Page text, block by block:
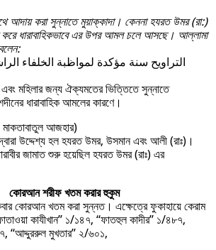
আদায় করা সুন্নাতে মুয়াক্কাদা। কেননা হযরত উমর (রা:)
ধারাবাহিকভাবে এর উপর আমল চলে আসছে। আল্লামা
التراويح سنة مؤكدة لمواظبة الخلفاء
এবং মহিলার জন্য ঐক্যমতের ভিত্তিতে সুন্নাতে
ধারাবাহিক আমলের কারণে।
আজহার)
উদ্দেশ্য হল হযরত উমর, উসমান এবং আলী (রাঃ)।
জামাত শুরু হয়েছিল হযরত উমর (রাঃ) এর
খতম করার হুকুম
কোরআন খতম করা সুন্নত। এক্ষেত্রে ফুকাহায়ে কেরাম
কাযীখান” ১/১৪৭, “ফাতহুল কাদীর” ১/৪৮৭,
“আদ্দুররুল মুখতার” ২/৬০১,